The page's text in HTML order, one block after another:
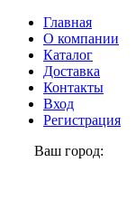
Главная
О компании
Каталог
Доставка
Контакты
Вход
Регистрация
Ваш город: